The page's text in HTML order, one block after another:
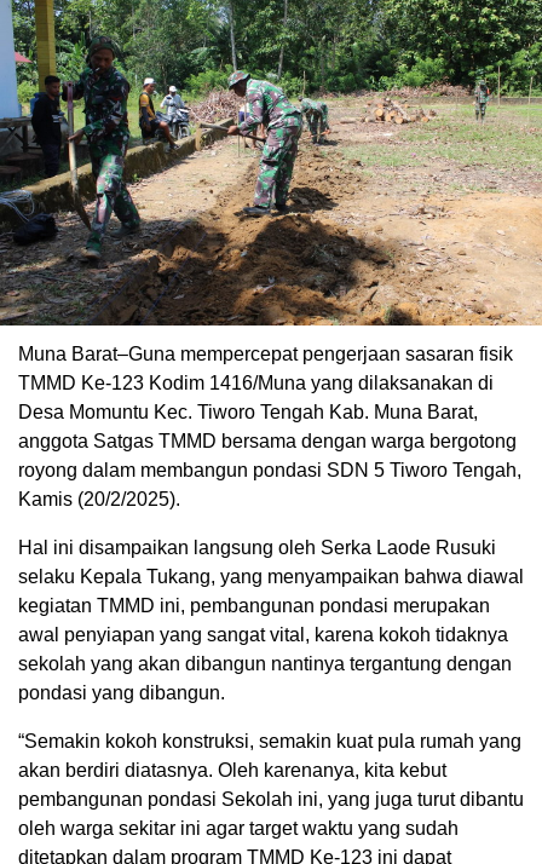
Muna Barat–Guna mempercepat pengerjaan sasaran fisik
TMMD Ke-123 Kodim 1416/Muna yang dilaksanakan di
Desa Momuntu Kec. Tiworo Tengah Kab. Muna Barat,
anggota Satgas TMMD bersama dengan warga bergotong
royong dalam membangun pondasi SDN 5 Tiworo Tengah,
Kamis (20/2/2025).
Hal ini disampaikan langsung oleh Serka Laode Rusuki
selaku Kepala Tukang, yang menyampaikan bahwa diawal
kegiatan TMMD ini, pembangunan pondasi merupakan
awal penyiapan yang sangat vital, karena kokoh tidaknya
sekolah yang akan dibangun nantinya tergantung dengan
pondasi yang dibangun.
“Semakin kokoh konstruksi, semakin kuat pula rumah yang
akan berdiri diatasnya. Oleh karenanya, kita kebut
pembangunan pondasi Sekolah ini, yang juga turut dibantu
oleh warga sekitar ini agar target waktu yang sudah
ditetapkan dalam program TMMD Ke-123 ini dapat